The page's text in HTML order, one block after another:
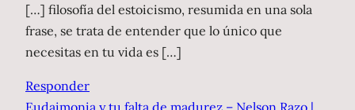
[…] filosofía del estoicismo, resumida en una sola
frase, se trata de entender que lo único que
necesitas en tu vida es […]
Responder
Eudaimonia y tu falta de madurez – Nelson Razo |